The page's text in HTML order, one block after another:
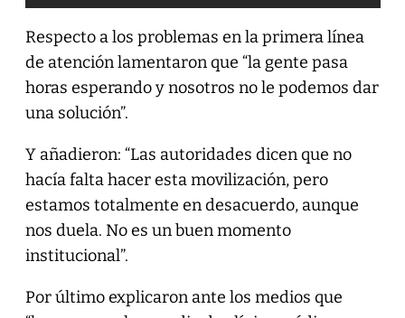
Respecto a los problemas en la primera línea
de atención lamentaron que “la gente pasa
horas esperando y nosotros no le podemos dar
una solución”.
Y añadieron: “Las autoridades dicen que no
hacía falta hacer esta movilización, pero
estamos totalmente en desacuerdo, aunque
nos duela. No es un buen momento
institucional”.
Por último explicaron ante los medios que